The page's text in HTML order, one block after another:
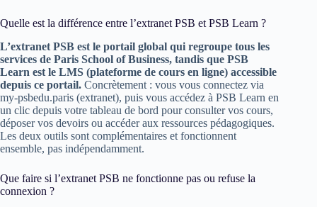
Quelle est la différence entre l’extranet PSB et PSB Learn ?
L’extranet PSB est le portail global qui regroupe tous les
services de Paris School of Business, tandis que PSB
Learn est le LMS (plateforme de cours en ligne) accessible
depuis ce portail. Concrètement : vous vous connectez via
my-psbedu.paris (extranet), puis vous accédez à PSB Learn en
un clic depuis votre tableau de bord pour consulter vos cours,
déposer vos devoirs ou accéder aux ressources pédagogiques.
Les deux outils sont complémentaires et fonctionnent
ensemble, pas indépendamment.
Que faire si l’extranet PSB ne fonctionne pas ou refuse la
connexion ?